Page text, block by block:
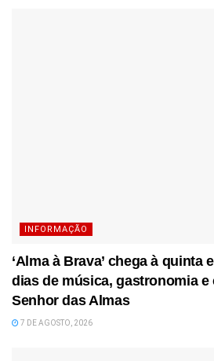
INFORMAÇÃO
‘Alma à Brava’ chega à quinta
dias de música, gastronomia
Senhor das Almas
7 DE AGOSTO, 2026